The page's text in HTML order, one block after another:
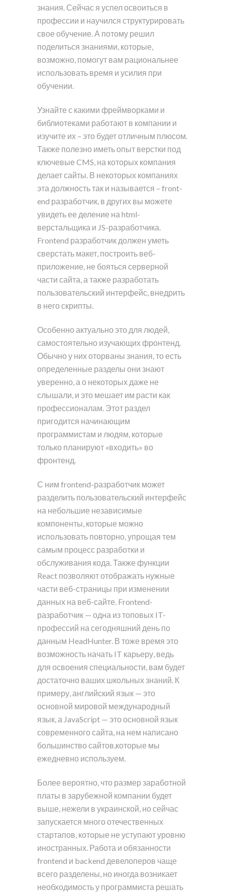
знания. Сейчас я успел освоиться в
профессии и научился структурировать
свое обучение. А потому решил
поделиться знаниями, которые,
возможно, помогут вам рациональнее
использовать время и усилия при
обучении.
Узнайте с какими фреймворками и
библиотеками работают в компании и
изучите их – это будет отличным плюсом.
Также полезно иметь опыт верстки под
ключевые CMS, на которых компания
делает сайты. В некоторых компаниях
эта должность так и называется – front-
end разработчик, в других вы можете
увидеть ее деление на html-
верстальщика и JS-разработчика.
Frontend разработчик должен уметь
сверстать макет, построить веб-
приложение, не бояться серверной
части сайта, а также разработать
пользовательский интерфейс, внедрить
в него скрипты.
Особенно актуально это для людей,
самостоятельно изучающих фронтенд.
Обычно у них оторваны знания, то есть
определенные разделы они знают
уверенно, а о некоторых даже не
слышали, и это мешает им расти как
профессионалам. Этот раздел
пригодится начинающим
программистам и людям, которые
только планируют «входить» во
фронтенд.
С ним frontend-разработчик может
разделить пользовательский интерфейс
на небольшие независимые
компоненты, которые можно
использовать повторно, упрощая тем
самым процесс разработки и
обслуживания кода. Также функции
React позволяют отображать нужные
части веб-страницы при изменении
данных на веб-сайте. Frontend-
разработчик — одна из топовых IT-
профессий на сегодняшний день по
данным HeadHunter. В тоже время это
возможность начать IT карьеру, ведь
для освоения специальности, вам будет
достаточно ваших школьных знаний. К
примеру, английский язык — это
основной мировой международный
язык, а JavaScript — это основной язык
современного сайта, на нем написано
большинство сайтов,которые мы
ежедневно используем.
Более вероятно, что размер заработной
платы в зарубежной компании будет
выше, нежели в украинской, но сейчас
запускается много отечественных
стартапов, которые не уступают уровню
иностранных. Работа и обязанности
frontend и backend девелоперов чаще
всего разделены, но иногда возникает
необходимость у программиста решать